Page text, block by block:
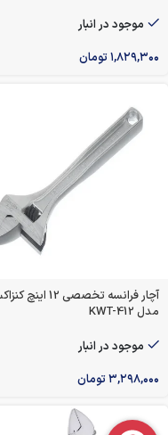
موجود در انبار
۱,۸۲۹,۳۰۰تومان
آچار فرانسه تخصصی 12
مدل KWT-412
موجود در انبار
۳,۲۹۸,۰۰۰تومان